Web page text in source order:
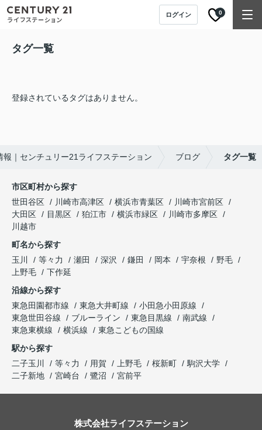
ログイン 0
タグ一覧
登録されているタグはありません。
｜センチュリー21ライフステーション ブログ タグ一覧
市区町村から探す
世田谷区
川崎市高津区 横浜市青葉区
川崎市宮前区
大田区
目黒区 狛江市 横浜市緑区
川崎市多摩区
川越市
町名から探す
玉川
等々力 瀬田 深沢 鎌田 岡本 宇奈根
野毛
上野毛
下作延
沿線から探す
東急田園都市線
東急大井町線
小田急小田原線
東急世田谷線
ブルーライン 東急目黒線
南武線
東急東横線
横浜線
東急こどもの国線
駅から探す
二子玉川
等々力 用賀 上野毛 桜新町
駒沢大学
二子新地
宮崎台 鷺沼 宮前平
株式会社ライフステーション